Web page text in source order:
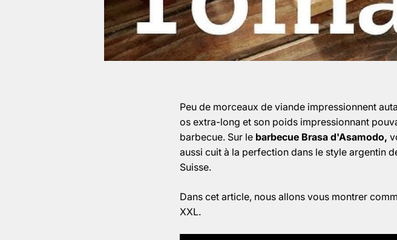
Peu de morceaux de viande impressionnent
os extra-long et son poids impressionnant
barbecue. Sur le barbecue Brasa d'Asamodo,
aussi cuit à la perfection dans le style argentin
Suisse.
Dans cet article, nous allons vous montrer
XXL.